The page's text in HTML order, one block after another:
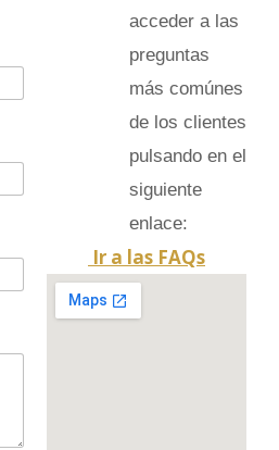
acceder a las
preguntas
más comúnes
de los clientes
pulsando en el
siguiente
enlace:
Ir a las FAQs